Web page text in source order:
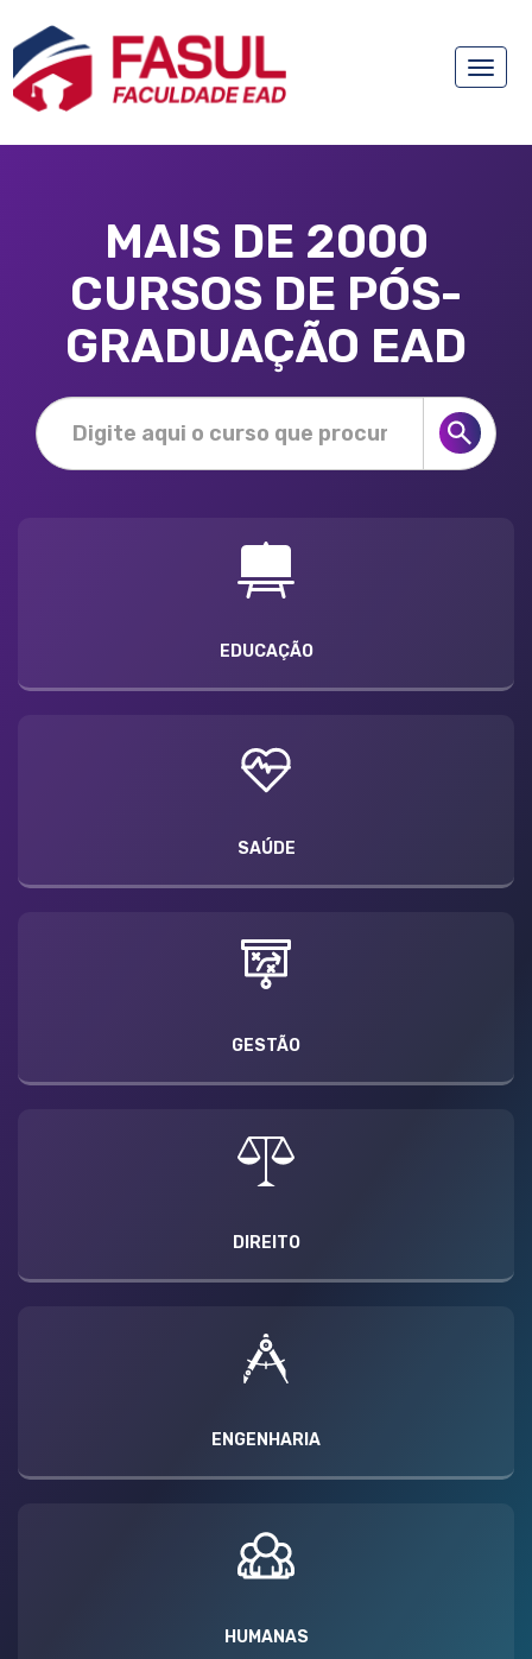
Toggle
MAIS DE 2000
CURSOS DE PÓS-
GRADUAÇÃO EAD
EDUCAÇÃO
SAÚDE
GESTÃO
DIREITO
ENGENHARIA
HUMANAS